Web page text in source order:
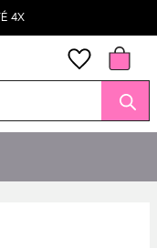
4X